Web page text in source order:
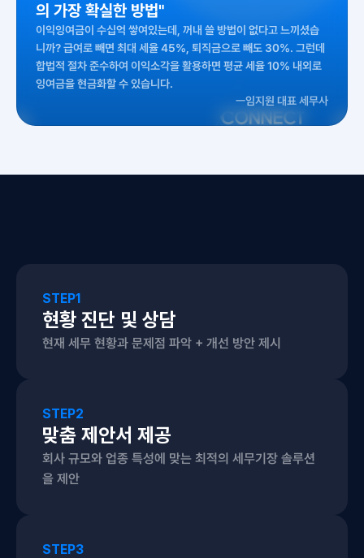
의 가장 확실한 방법"
이익잉여금이 수십억 쌓여있는데, 꺼내 쓸 방법이 없다고 느끼셨습
니까? 급여로 빼면 최대 세율 45%, 퇴직금으로 빼도 30%. 그런데
합법적 절차 준수하여 이익소각을 활용하면 평균 세율 10% 내외로
잉여금을 현금화할 수 있습니다.
ㅡ임지원 대표 세무사
STEP1
현황 진단 및 상담
현재 세무 현황과 문제점 파악 + 개선 방안 제시
STEP2
맞춤 제안서 제공
회사 규모와 업종 특성에 맞는 최적의 세무기장 솔루션
을 제안
STEP3